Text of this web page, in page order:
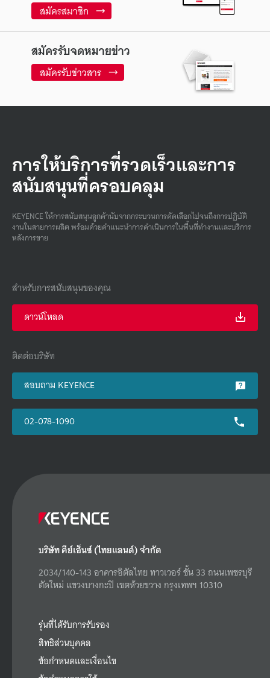
สมัครสมาชิก
สมัครรับจดหมายข่าว
สมัครรับข่าวสาร
การให้บริการที่รวดเร็วและการ
สนับสนุนที่ครอบคลุม
KEYENCE ให้การสนับสนุนลูกค้านับจากกระบวนการคัดเลือกไปจนถึงการปฏิบัติ
งานในสายการผลิต พร้อมด้วยคําแนะนําการดําเนินการในพื้นที่ทํางานและบริการ
หลังการขาย
สำหรับการสนับสนุนของคุณ
ดาวน์โหลด
ติดต่อบริษัท
สอบถาม KEYENCE
02-078-1090
บริษัท คีย์เอ็นซ์ (ไทยแลนด์) จำกัด
2034/140-143 อาคารอิตัลไทย ทาวเวอร์ ชั้น 33 ถนนเพชรบุรี
ตัดใหม่ แขวงบางกะปิ เขตห้วยขวาง กรุงเทพฯ 10310
รุ่นที่ได้รับการรับรอง
สิทธิส่วนบุคคล
ข้อกำหนดและเงื่อนไข